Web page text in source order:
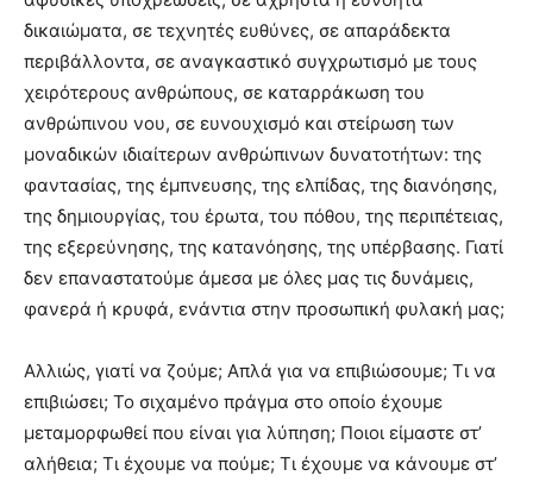
δικαιώματα, σε τεχνητές ευθύνες, σε απαράδεκτα
περιβάλλοντα, σε αναγκαστικό συγχρωτισμό με τους
χειρότερους ανθρώπους, σε καταρράκωση του
ανθρώπινου νου, σε ευνουχισμό και στείρωση των
μοναδικών ιδιαίτερων ανθρώπινων δυνατοτήτων: της
φαντασίας, της έμπνευσης, της ελπίδας, της διανόησης,
της δημιουργίας, του έρωτα, του πόθου, της περιπέτειας,
της εξερεύνησης, της κατανόησης, της υπέρβασης. Γιατί
δεν επαναστατούμε άμεσα με όλες μας τις δυνάμεις,
φανερά ή κρυφά, ενάντια στην προσωπική φυλακή μας;
Αλλιώς, γιατί να ζούμε; Απλά για να επιβιώσουμε; Τι να
επιβιώσει; Το σιχαμένο πράγμα στο οποίο έχουμε
μεταμορφωθεί που είναι για λύπηση; Ποιοι είμαστε στ’
αλήθεια; Τι έχουμε να πούμε; Τι έχουμε να κάνουμε στ’